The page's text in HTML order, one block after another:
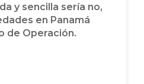
y sencilla sería no,
en Panamá
de Operación.